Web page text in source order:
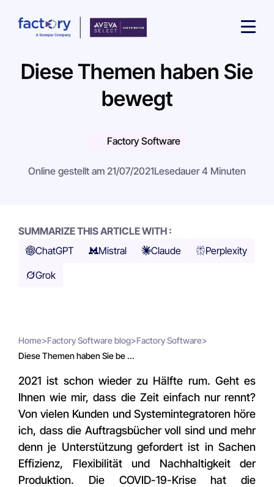
Wonach suchst du ?
Diese Themen haben Sie
bewegt
Factory Software
Online gestellt am 21/07/2021Lesedauer 4 Minuten
SUMMARIZE THIS ARTICLE WITH :
ChatGPT
Mistral Claude
Perplexity
Grok
Home>Factory Software blog>Factory Software>
Diese Themen haben Sie be ...
2021 ist schon wieder zu Hälfte rum. Geht es
Ihnen wie mir, dass die Zeit einfach nur rennt?
Von vielen Kunden und Systemintegratoren höre
ich, dass die Auftragsbücher voll sind und mehr
denn je Unterstützung gefordert ist in Sachen
Effizienz, Flexibilität und Nachhaltigkeit der
Produktion. Die COVID-19-Krise hat die